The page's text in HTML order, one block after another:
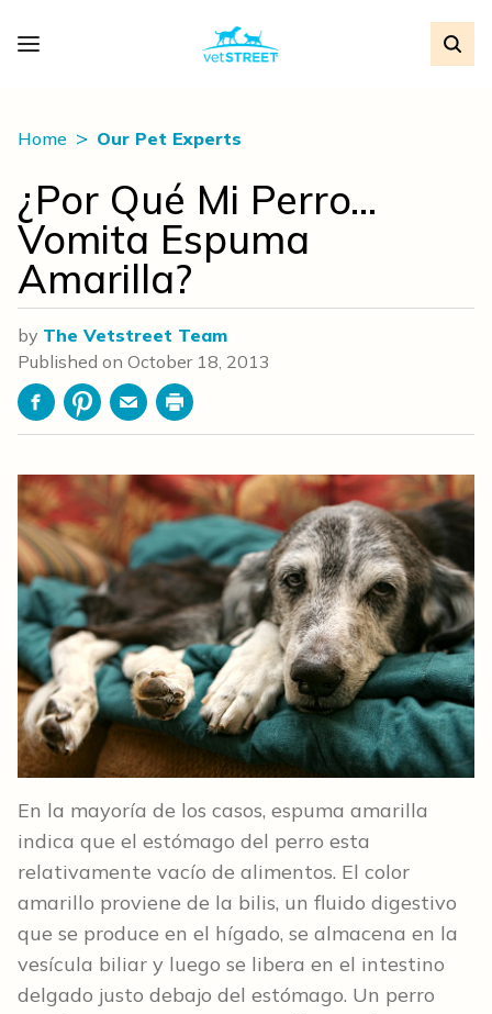
Home Our Pet Experts
¿Por Qué Mi Perro…
Vomita Espuma
Amarilla?
by The Vetstreet Team
Published on October 18, 2013
FacebookPinterestEmailPrint
En la mayoría de los casos, espuma amarilla
indica que el estómago del perro esta
relativamente vacío de alimentos. El color
amarillo proviene de la bilis, un fluido digestivo
que se produce en el hígado, se almacena en la
vesícula biliar y luego se libera en el intestino
delgado justo debajo del estómago. Un perro